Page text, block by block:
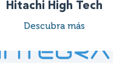
Hitachi High Tech
Descubra más